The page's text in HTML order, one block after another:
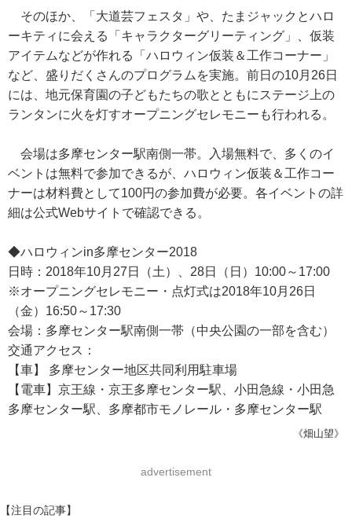
そのほか、「大道芸フェスタ」や、たまジャックとハロ
ーキティに会える「キャラクターグリーティング」、仮装
アイテムなどが作れる「ハロウィン仮装＆工作コーナー」
など、盛りだくさんのプログラムを実施。前日の10月26日
には、地元保育園の子どもたちの歌とともにステージ上の
ランタンに火を灯すオープニングセレモニーも行われる。
会場は多摩センター駅南側一帯。入場無料で、多くのイ
ベントは無料で参加できるが、ハロウィン仮装＆工作コー
ナーは材料費として100円の参加費が必要。各イベントの詳
細は公式Webサイトで確認できる。
◆ハロウィンin多摩センター2018
日時：2018年10月27日（土）、28日（日）10:00～17:00
※オープニングセレモニー・点灯式は2018年10月26日
（金）16:50～17:30
会場：多摩センター駅南側一帯（中央公園の一部を含む）
交通アクセス：
【車】 多摩センター地区共同利用駐車場
【電車】京王線・京王多摩センター駅、小田急線・小田急
多摩センター駅、多摩都市モノレール・多摩センター駅
《畑山望》
advertisement
【注目の記事】